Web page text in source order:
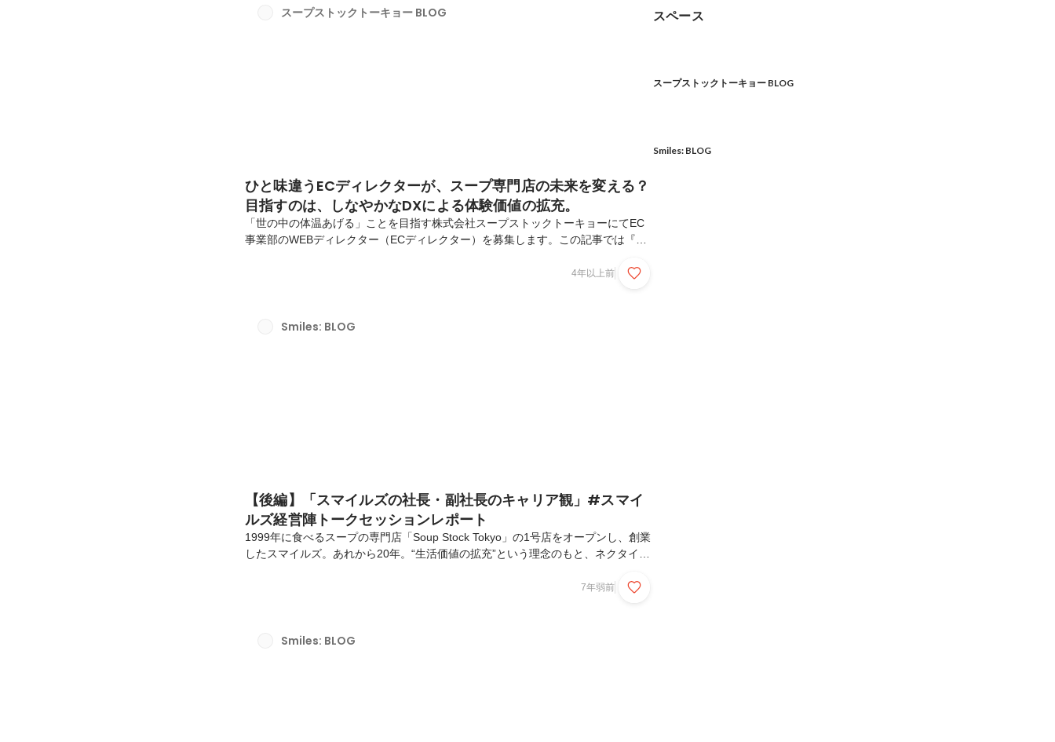
クトーキョーの事を「SST」の略称で記載しております。■登壇者紹介(左から)〇
スープストックトーキョー BLOG
ひと味違うECディレクターが、スープ専門店の未来を変える？
目指すのは、しなやかなDXによる体験価値の拡充。
「世の中の体温あげる」ことを目指す株式会社スープストックトーキョーにてEC
事業部のWEBディレクター（ECディレクター）を募集します。この記事では『ス
では語りきれないメッセージをお届けします。スープストックトーキョー（以下、
これからの課題、理想のあり方についての対話を通して、スープ専門店ならではの
4年以上前
Smiles: BLOG
【後編】「スマイルズの社長・副社長のキャリア観」#スマイ
ルズ経営陣トークセッションレポート
1999年に食べるスープの専門店「Soup Stock Tokyo」の1号店をオープンし、創業
したスマイルズ。あれから20年。“生活価値の拡充”という理念のもと、ネクタイ専
らゆる業態を展開し、既成概念にとらわれず新たな生活の在り方を提案していま
ションの模様をお届けします。彼らの若かりし頃の体験を紐解きながら、スマイル
7年弱前
Smiles: BLOG
スペース
スープストックトーキョー BLOG
Smiles: BLOG